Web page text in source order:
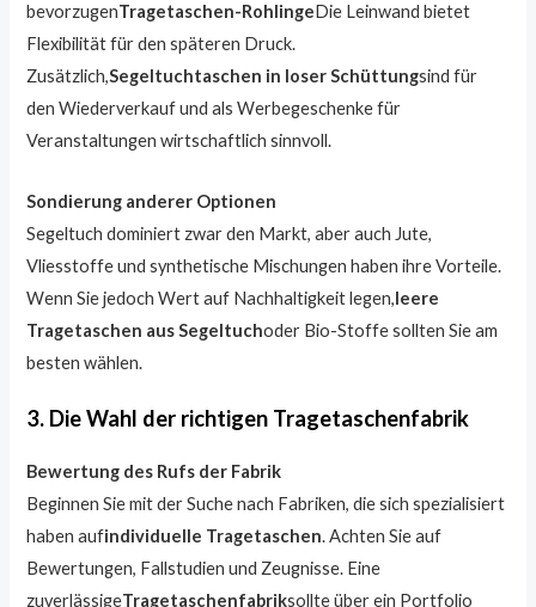
bevorzugenTragetaschen-RohlingeDie Leinwand bietet
Flexibilität für den späteren Druck.
Zusätzlich,Segeltuchtaschen in loser Schüttungsind für
den Wiederverkauf und als Werbegeschenke für
Veranstaltungen wirtschaftlich sinnvoll.
Sondierung anderer Optionen
Segeltuch dominiert zwar den Markt, aber auch Jute,
Vliesstoffe und synthetische Mischungen haben ihre Vorteile.
Wenn Sie jedoch Wert auf Nachhaltigkeit legen,leere
Tragetaschen aus Segeltuchoder Bio-Stoffe sollten Sie am
besten wählen.
3. Die Wahl der richtigen Tragetaschenfabrik
Bewertung des Rufs der Fabrik
Beginnen Sie mit der Suche nach Fabriken, die sich spezialisiert
haben aufindividuelle Tragetaschen. Achten Sie auf
Bewertungen, Fallstudien und Zeugnisse. Eine
zuverlässigeTragetaschenfabriksollte über ein Portfolio